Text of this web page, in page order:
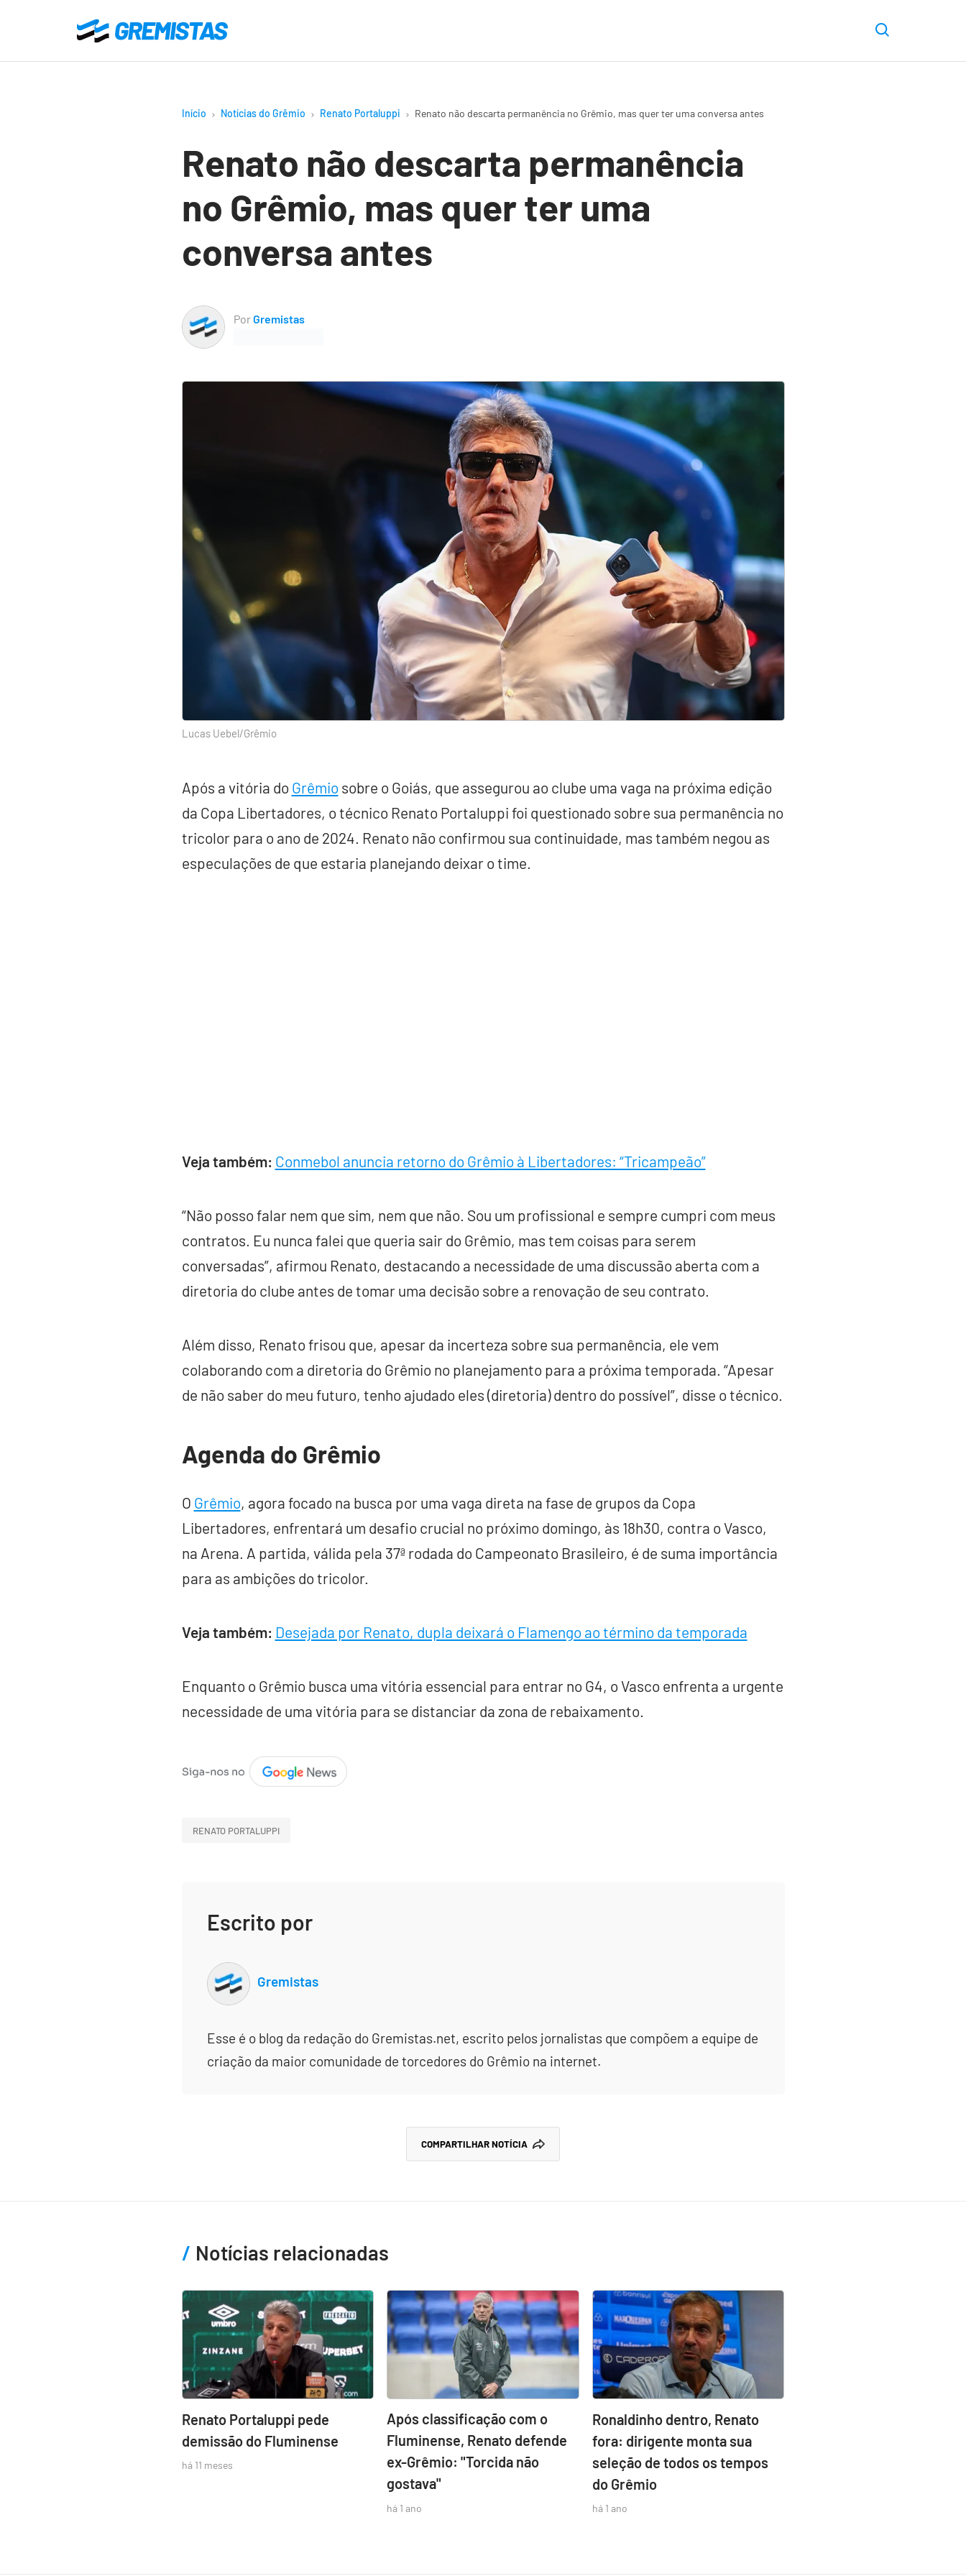
o
Gremistas
Início Notícias do Grêmio Renato Portaluppi Renato não descarta permanência no Grêmio, mas quer ter uma conversa antes
Renato não descarta permanência
no Grêmio, mas quer ter uma
conversa antes
PorGremistas
Lucas Uebel/Grêmio
Após a vitória do Grêmio sobre o Goiás, que assegurou ao clube uma vaga na próxima edição
da Copa Libertadores, o técnico Renato Portaluppi foi questionado sobre sua permanência no
tricolor para o ano de 2024. Renato não confirmou sua continuidade, mas também negou as
especulações de que estaria planejando deixar o time.
Veja também: Conmebol anuncia retorno do Grêmio à Libertadores: “Tricampeão”
“Não posso falar nem que sim, nem que não. Sou um profissional e sempre cumpri com meus
contratos. Eu nunca falei que queria sair do Grêmio, mas tem coisas para serem
conversadas”, afirmou Renato, destacando a necessidade de uma discussão aberta com a
diretoria do clube antes de tomar uma decisão sobre a renovação de seu contrato.
Além disso, Renato frisou que, apesar da incerteza sobre sua permanência, ele vem
colaborando com a diretoria do Grêmio no planejamento para a próxima temporada. “Apesar
de não saber do meu futuro, tenho ajudado eles (diretoria) dentro do possível”, disse o técnico.
Agenda do Grêmio
O Grêmio, agora focado na busca por uma vaga direta na fase de grupos da Copa
Libertadores, enfrentará um desafio crucial no próximo domingo, às 18h30, contra o Vasco,
na Arena. A partida, válida pela 37ª rodada do Campeonato Brasileiro, é de suma importância
para as ambições do tricolor.
Veja também: Desejada por Renato, dupla deixará o Flamengo ao término da temporada
Enquanto o Grêmio busca uma vitória essencial para entrar no G4, o Vasco enfrenta a urgente
necessidade de uma vitória para se distanciar da zona de rebaixamento.
RENATO PORTALUPPI
Escrito por
Gremistas
Esse é o blog da redação do Gremistas.net, escrito pelos jornalistas que compõem a equipe de
criação da maior comunidade de torcedores do Grêmio na internet.
COMPARTILHAR NOTÍCIA
Notícias relacionadas
Renato Portaluppi pede
demissão do Fluminense
há 11 meses
Após classificação com o
Fluminense, Renato defende
ex-Grêmio: "Torcida não
gostava"
há 1 ano
Ronaldinho dentro, Renato
fora: dirigente monta sua
seleção de todos os tempos
do Grêmio
há 1 ano